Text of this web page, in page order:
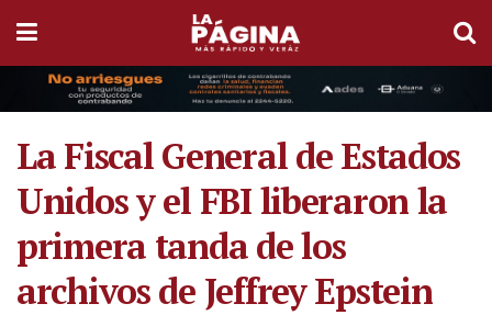
La Fiscal General de Estados
Unidos y el FBI liberaron la
primera tanda de los
archivos de Jeffrey Epstein